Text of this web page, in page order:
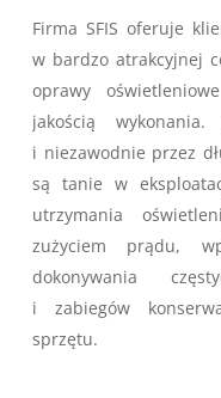
Firma SFIS oferuje
w bardzo atrakcyjnej
oprawy
jakością
i niezawodnie przez
są tanie w
utrzymania
zużyciem prądu,
dokonywania
i zabiegów
sprzętu.